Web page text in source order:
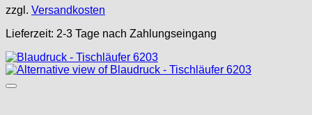
zzgl. Versandkosten
Lieferzeit: 2-3 Tage nach Zahlungseingang